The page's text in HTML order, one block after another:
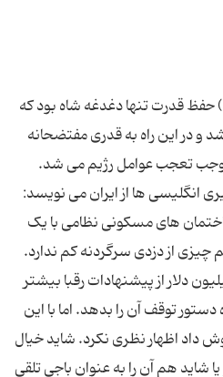
چرا انقلاب؛ چرا سقوط شاه؟(2) حفظ قدرت تنها دغدغه شاه بود که با تکیه به بیگانگان تأمین می شد و در این راه به قدری مفتضحانه عمل می کرد که گاهی اوقات موجب تعجب عوامل رژیم می شد. اسدالله علم در خصوص باج گیری انگلیسی ها از ایران می نویسد: قراردادی که برای تعدادی از ساختمان های مسکونی نظامی با یک شرکت انگلیسی توافق کرده ایم چیزی از دزدی سرگردنه کم ندارد. اشاره کردم آنها در عمل 600 میلیون دلار از پیشنهادات رقبا بیشتر می خواهند. انتظار داشتم شاه دستور توقف آن را بدهد. اما با این که به دقت به حرف های من گوش داد اظهار نظری نکرد. شاید خیال دارد از طریق دولت عمل کند و یا شاید هم آن را به عنوان باجی تلقی می کند که باید به انگلیسی ها داد تا آنها را ترغیب کند نفت بیشتری از ما بخرند. نگاهی به اسناد برجا مانده از غارت های گسترده افرادی نظیر شاپور جی، کرمیت روزولت، گراتیان یاتسویچ نشان می دهد که شاه برای بقای حکومت مطلقه خود که در کسب و تداوم آن خود را مدیون بیگانگان به ویژه امریکایی ها می دانست کشور را در اختیار آنان گذاشته بود. این امر باعث گسست کامل بین مردم و حکومت شد و زمینه را برای سقوط رژیم پهلوی فراهم ساخت. تشدید وابستگی به غرب در دهه پایانی حکومت پهلوی و حمله به مبانی دینی و فرهنگی و هنجارهای اجتماعی، آتش اعتراضات مردمی را شعله ور کرد و آرامش جزیره ثبات را بر هم زد. در مقابل تمام محدودیت هایی که برای مردم مسلمان ایران ایجاد می شد، دست بهائیان و غیرمسلمانان در امور، باز و امکان تبلیغات برای آنها فراهم بود. برخلاف برخی تصورات رایج، روی کار آمدن جیمی کارتر از حزب دموکرات در امریکا تغییر در سیاست کلی امریکا نسبت به ایران نداد. موافقت با فروش مقادیر زیادی سلاح های پیچیده و ناکام گذاشتن تلاش های طرفداران حقوق بشر علیه شاه، سیاستی بود که از سوی کارتر هم دنبال می شد. هر چند تأکیدهای اولیه وی بر اعطای فضای باز سیاسی، خاطر اعلیحضرت همایونی!! را آزرده کرده بود ولی این به معنی همراهی با خواسته های مردم انقلابی ایران نبود. نگاهی به نطق کارتر در جریان سفر 24 ساعته به تهران در شب کریسمس سال 1356 و حمایت های او از اقدامات سرکوبگرانه رژیم شاه نشان می دهد که شعار فضای باز سیاسی ترفندی بود برای طولانی کردن حیات رژیم پهلوی و تداوم سلطه امریکا بر ایران کارتر در نطق خود می گوید: سال جدید را با کسانی آغاز [می] کنیم که به آنها اطمینان زیادی داریم و در مسؤولیت های عظیم زمان حال و آینده با آنها سهیم هستیم. ایران به دلیل رهبری بزرگ شاه در یکی از پرآشوب ترین مناطق جهان، جزیره ثبات است. در جهان هیچ کشوری وجود ندارد... که در برنامه ریزی امنیت نظامی متقابل به اندازه شما به ما نزدیک باشد. هیچ کشوری در جهان وجود ندارد که در مورد مسائل منطقه ای مشترک به اندازه شما به ما نزدیک باشد و ما تا به این حد با هم مشاوره داشته باشیم و هیچ رهبری وجود ندارد که من نسبت به او چنین احساس عمیقی از رضایت و دوستی داشته باشم. این سخنان برای شاه بسیار اهمیت داشت و تردیدهای وی را در خصوص کارتر از بین می برد. "ماروین زونیس" درخصوص اتکای شاه به رؤسای جمهور امریکا می نویسد: رؤسای جمهور ایالات متحده هم پشتیبانی سیاسی شاه را فراهم می کردند و هم پشتیبانی روانشناختی او را شاه ایالات متحده را یک حامی نیرومند به شمار می آورد. در نخستین روزهای انقلاب، کمی پس از وقوع آشوب های جدی در قم، شاه به یکی از دوستان خود گفت مادام که امریکایی ها از من حمایت می کنند می توانیم هر چه می خواهیم بگوییم، هر کاری که می خواهیم بکنیم مرا نمی توان تکان داد. امریکایی ها در جریان انقلاب اسلامی در موارد متعدد و از مجاری رسمی با شاه تماس گرفته و از او حمایت کردند. بر اساس گزارش های اطلاعاتی در اردیبهشت 1357 امریکایی ها به این نتیجه رسیده بودند که شاه تا 10 سال دیگر نیز می تواند با قدرت بر سر کار بماند. در 20 شهریور 1357، سه روز پس از کشتار مردم در میدان ژاله، کارتر طی تماس تلفنی با شاه حمایت همه جانبه امریکا را به وی ابلاغ کرد. از نظر برژینسکی مشاور امنیت ملی کاخ سفید، امریکا می بایست تا آخر در کنار شاه بماند. امواج توفنده انقلاب اسلامی زمام تحولات را به دست مردم متدین ایران و رهبری قاطع امام خمینی سپرده بود و ترفندهای شاه با تکیه بر حمایت های امریکا و دیگر قدرت های غربی نمی توانست مانع از پیشرفت انقلاب گردد و با توجه به آن ارتباط عمیق و تعیین کننده با امریکا دیگر جایی برای توجه به مردم و پشتوانه های داخلی باقی نمانده بود. وی ایرانیان را مردمی تنبل معرفی می کرد با جسارت می گفت این مردم قادر به انجام هیچ چیز نیستند. مثل گوسفندان می مانند. «نه» بزرگ ملت ایران به وابستگی و دیکتاتوری شاه، او و متحدان و حامیانش را به حاشیه راند. در پایان شاه فقط یک نفر را داشت که با او صحبت کند و این شخص، سفیر امریکا، "ویلیام سولیوان" بود. ملاقات های این دو تا زمان خروج شاه از ایران در 26 دی 1357 ادامه داشت. شاه در لحظات آخر ناامیدی نیز عقیده داشت که ایالات متحده مداخله خواهد کرد و مانند سال 1953/1332 سلطنت را به او باز خواهد گرداند. فساد اقتصادی دست اندازی پهلوی اول به املاک و مایملک مردم ایران در اندک زمانی وی را به بزرگ ترین زمیندار ایران و به عبارتی یگانه زمیندار بزرگ ایران تبدیل کرد تا جایی که برای ضبط و ربط املاک غصب شده، سازمان املاک اختصاصی شاهنشاهی تأسیس شد که فقط در شمال ایران حدود 6400 روستا که سند شش دانگ آن به نام رضاخان خورده بود را ثبت کرد. سرمایه گذاری در بانک های خارجی و غارت جواهرات سلطنتی و غارت اموال و دارایی اقبال السلطنه ماکویی نمونه های دیگری از غارتگری های قزاق سواد کوهی بود که جهت تأمین قوت روزانه و هزینه های عیاشی های خود اقدام به زورگیری در معابر شهر تهران می کرد. پس از شاهنشاه نوبت به خاندان پهلوی و عوامل نظام رژیم می رسید که از محل غارتگری های خود مایملک فراوانی برای خود دست و پا کرده بودند. در دوره محمدرضا پهلوی این غارتگری ابعاد وسیع تری یافت و شاه، خواهران و برادرانش علناً به غارت بیت المال پرداختند. غارت اموال عمومی به قدری در رژیم پهلوی نهادینه شده بود که شاه دیگر رضایت نمی داد بخش هایی از ایران به مالکیت او درآید، او خود را مالک تمام ایران می دانست. حامیان بهایی صهیونیست شاه هم در این غارتگری شریک بودند؛ به اعتراف یکی از بهائیان شیراز، بهائیان در کشورهای اسلامی پیروزند و می توانند امتیاز هر چیزی را که می خواهند بگیرند. امیرعباس هویدا، سپهبد صنیعی، حبیب ثابت، هژبر یزدانی، عبدالکریم ایادی، منصور روحانی و... از وابستگان به فرقه ضاله بهائیت بودن که زمینه رشد و نفوذ سیاسی – اقتصادی آنان را فراهم می کردند. افزایش قیمت نفت و بالا رفتن درآمدی های نفتی در دو دهه پایانی رژیم پهلوی، ضمن غارت نفت و امکانات اقتصادی توسط شاه و عوامل رژیم منجر به تشدید خودکامگی او گردید و به اوریانا فالاچی گفت: «حکومت و نظام سلطنتی تنها فرم موجه برای حکومت ایران است، به شرطی که من شاه باشم.» خواهران و برادران شاه نیز در غارتگری گوی سبقت را از یکدیگر می ربودند. همدستی هژبر یزدانی، حبیب ثابت پاسال، ادوارد چیتایات، موسی رستگار، شعاع الله علایی، مراد اریه، لطف الله حی، عزت الله عزیزی، عطاء الله قدیمی، ذکر الله خادم و... از سران بهائیان و یهودیان صهیونیست با شمس پهلوی و دیگر اعضای خاندان پهلوی در غارت منابع مردم ایران و ایجاد تضییقات برای مسلمانان بخشی از این غارتگری بزرگ بود که اهداف سیاسی و فرهنگی هم داشت. فساد اخلاقی رژیم پهلوی در میان رژیم های سیاسی حاکم بر ایران در زمره فاسدترین حکومت ها در ایران به شمار می آید. فضاحت رژیم پهلوی در این زمینه به حدی است که دوستان نزدیک و حامیان خارجی آنها نیز نسبت به این گونه رفتارها اظهار شگفتی می کردند. دین ستیزی و بی بندوباری رضاخان با توجه به دربار آلوده پهلوی زمینه بروز و شیوع گسترده فساد را در بین خاندان پهلوی فراهم کرد. محمدرضا پهلوی به عنوان جانشین رضاخان از کودکی به واسطه همنشینی با ارنست پرون دچار آلودگی های اخلاقی شد بعدها با افراط در مسائل غیراخلاقی دچار هرزگی مفرط شد. اولین ازدواج او به واسطه هرزگی به شکست انجامید. آزادی او از قید خانواده زمینه را برای هرزگی فراهم کرد و اقدامات او نُقل محافل گردید. ارتباط او با محافل فساد داخلی و خارجی بارها افتضاحاتی را به بار آورده، رسوایی شاه را در مجامع به همراه داشت. برای مثال شاه در یکی از سفرهایش به ایتالیا از فرماندار شهر تقاضای زن می کند وقتی این خبر به "آندره ئوتی " نخست وزیر ایتالیا می رسد وی با تعجب می گوید: «این تقاضا را عاری از نشانه نجیب زادگی می دانم.» افراد زیادی وظیفه داشتند در داخل و خارج وسایل عیاشی شاه را فراهم کند. شاخص ترین آنان اسدالله علم، اردشیر زاهدی امیرهوشنگ دولو قاجار بودند که هر یک با چندین نفر در همین خصوص ارتباط داشتند. حسین دانشور، سرهنگ جهان بینی، مصطفی نامدار (سفیر شاه در اتریش)، محمود خوانساری، حسن قریشی، افسانه رام، سیروس پرتوی، امیر متقی، ابوالفتح آتابای، کامبیز آتابای، هرمز قریب، سلیمانی، عباس حاج فرجی، حسین حاج فرجی، ابوالفتح محوی، خانم آراسته، سرهنگ اویسی و... در این زمینه به طرز وقیحی فعالیت داشتند. اکنون پس از گذشت 28 سال از پیروزی انقلاب، هنوز به جهت رعایت عفت عمومی امکان انتشار اسناد مربوط به عیاشی های علنی و غیرعلنی شاه و اطرافیان او اعم از فرح پهلوی، خواهران شاه، مادر او و اطرافیان و فرزندان آنان وجود ندارد. ابتلای به قماربازی، مصرف تریاک و مواد مخدر و صرف مشروبات الکلی، امری عادی در بین اعضای خاندان پهلوی محسوب می شد. ترویج فساد از طریق تلویزیون ثابت پاسال بهایی معروف و مجلاتی نظیر زن روز که در اختیار بهائیان بود. نمونه دیگری از فساد بود که جامعه ایرانی را به سمت فروپاشی اخلاقی و اجتماعی سوق می داد. حضور چهره شاخص بهائیان، عبدالکریم ایادی در مجالس عشرت محمدرضا پهلوی در خانه ی امیرهوشنگ دولو قاجار خود بیانگر ارتباط گسترده و عمیق بهائیان با سیاست های ضداخلاقی و ضد دینی رژیم پهلوی بود. به گواهی اسناد، عبدالکریم ایادی در مسائل جنسی هیچ چیز را مراعات نمی کرد و حتی از تجاوز به عنف نیز ابایی نداشت. اخلاق گریزی و دین ستیزی پهلوی ها در سال های پایانی رژیم پهلوی به شکل افسار گسیخته ای درآمده بود. نمایش صحنه های شرم آور در ملأ عام در جشن هنر شیراز، نمایش بی بند و باری در تئاتر، سینما و تلویزیون، تغییر تقویم، تشدید اقدامات ضد دینی همچون باستانگرایی حاکی از عزم رژیم پهلوی ( با حمایت قدرت های خارجی و عوامل داخلی آنها) بر نابودی اسلام و هویت دینی و ملی ایرانیان بود. آشکار شدن فساد سیاسی، فساد اقتصادی و فساد اخلاقی رژیم پهلوی زمینه را برای اعتراض و قیام عمومی مهیا کرد و منجر به انقلابی شد که استقلال سیاسی، فرهنگی، اقتصادی، آزادی و دست یازی به حکومتی پاک و طیب جزو اهداف اصلی آن محسوب می شد. در فرآیند این انقلاب پرشکوه، در 26 دی ماه سال 1357 محمدرضا پهلوی از ایران رانده شد در حالی که امیدوار بود همچون گذشته باز هم به سریر قدرت بازگردد ولی در عمل او حتی برای قبر خویش نیز در ایران جایی نداشت. اخلاق گریزی و دین ستیزی پهلوی ها در سال های پایانی رژیم پهلوی به شکل افسار گسیخته ای درآمده بود. نمایش صحنه های شرم آور در ملأ عام در جشن هنر شیراز، نمایش بی بند و باری در تئاتر، سینما و تلویزیون، تغییر تقویم، تشدید اقدامات ضد دینی همچون باستانگرایی حاکی از عزم رژیم پهلوی ( با حمایت قدرت های خارجی و عوامل داخلی آنها) بر نابودی اسلام و هویت دینی و ملی ایرانیان بود. انحراف فکری رژیم پهلوی با توجه به خصوصیات خاص بنیانگذار آن که بی هویتی فرهنگی و وابستگی به بیگانگان از بارزترین وجوه شخصیتی او به شمار می آمد؛ نسبت به مبانی دینی موضعی ستیزه جویانه اتخاذ کرد. بنابر اظهارات کنسول انگلیس در م